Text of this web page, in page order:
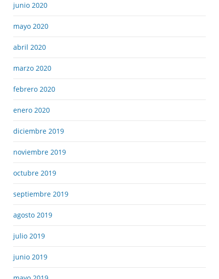
junio 2020
mayo 2020
abril 2020
marzo 2020
febrero 2020
enero 2020
diciembre 2019
noviembre 2019
octubre 2019
septiembre 2019
agosto 2019
julio 2019
junio 2019